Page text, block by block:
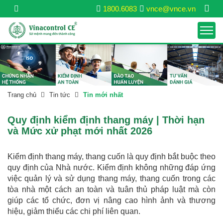
vnce@vnce.vn
1800.6083
Trang chủ Tin tức Tin mới nhất
Quy định kiểm định thang máy | Thời hạn
và Mức xử phạt mới nhất 2026
Kiểm định thang máy, thang cuốn là quy định bắt buộc theo
quy định của Nhà nước. Kiểm định không những đáp ứng
việc quản lý và sử dụng thang máy, thang cuốn trong các
tòa nhà một cách an toàn và tuân thủ pháp luật mà còn
giúp các tổ chức, đơn vị nâng cao hình ảnh và thương
hiệu, giảm thiểu các chi phí liên quan.